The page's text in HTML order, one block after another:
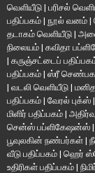
வெளியீடு | பரிசல்
பதிப்பகம் | நூல் வனம் |
தடாகம் வெளியீடு |
நிலையம் | கவிதா
| கருஞ்சட்டைப்
பதிப்பகம் | ஸ்ரீ
| வடலி வெளியீடு |
பதிப்பகம் | வேரல் புக்ஸ் |
மிளிர் பதிப்பகம் |
சென்ஸ் பப்ளிகேஷன்ஸ் |
பூவுலகின் நண்பர்கள் |
வீடு பதிப்பகம் | ஹெர்
உதிரிகள் பதிப்பகம் |